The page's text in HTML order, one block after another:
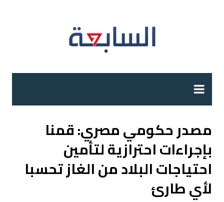
مصدر حكومي مصري: قمنا
بإجراءات احترازية لتأمين
احتياجات البلاد من الغاز تحسبا
لأي طارئ